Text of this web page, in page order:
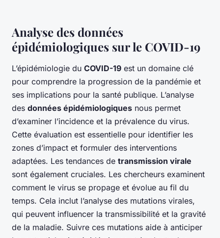
Analyse des données
épidémiologiques sur le COVID-19
L’épidémiologie du COVID-19 est un domaine clé
pour comprendre la progression de la pandémie et
ses implications pour la santé publique. L’analyse
des données épidémiologiques nous permet
d’examiner l’incidence et la prévalence du virus.
Cette évaluation est essentielle pour identifier les
zones d’impact et formuler des interventions
adaptées. Les tendances de transmission virale
sont également cruciales. Les chercheurs examinent
comment le virus se propage et évolue au fil du
temps. Cela inclut l’analyse des mutations virales,
qui peuvent influencer la transmissibilité et la gravité
de la maladie. Suivre ces mutations aide à anticiper